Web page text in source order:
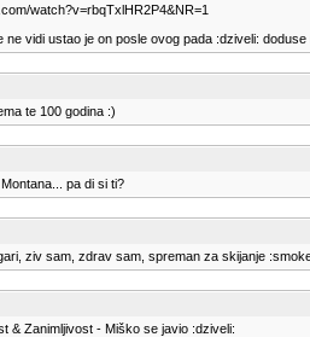
watch?v=rbqTxlHR2P4&NR=1
ne vidi ustao je on posle ovog pada :dziveli:
te 100 godina :)
pa di si ti?
ziv sam, zdrav sam, spreman za skijanje
& Zanimljivost - Miško se javio :dziveli: